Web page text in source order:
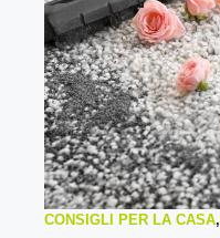
CONSIGLI PER LA CASA,